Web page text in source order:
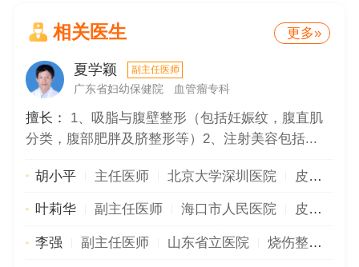
相关医生 更多»
夏学颖 副主任医师
广东省妇幼保健院 血管瘤专科
擅长：
1、吸脂与腹壁整形（包括妊娠纹，腹直肌
分类，腹部肥胖及脐整形等）2、注射美容包括...
胡小平 主任医师 北京大学深圳医院 皮肤性疾病科
叶莉华 副主任医师 海口市人民医院 皮肤科
李强 副主任医师 山东省立医院 烧伤整形外科